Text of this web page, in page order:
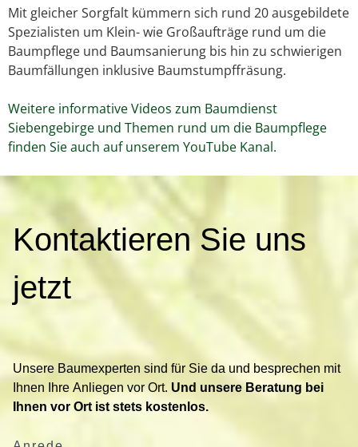
Mit gleicher Sorgfalt kümmern sich rund 20 ausgebildete
Spezialisten um Klein- wie Großaufträge rund um die
Baumpflege und Baumsanierung bis hin zu schwierigen
Baumfällungen inklusive Baumstumpffräsung.
Weitere informative Videos zum Baumdienst
Siebengebirge und Themen rund um die Baumpflege
finden Sie auch auf unserem YouTube Kanal.
o
n
t
e
r
e
Kontaktieren Sie uns
jetzt
Unsere Baumexperten sind für Sie da und besprechen mit
Ihnen Ihre Anliegen vor Ort. Und unsere Beratung bei
Ihnen vor Ort ist stets kostenlos.